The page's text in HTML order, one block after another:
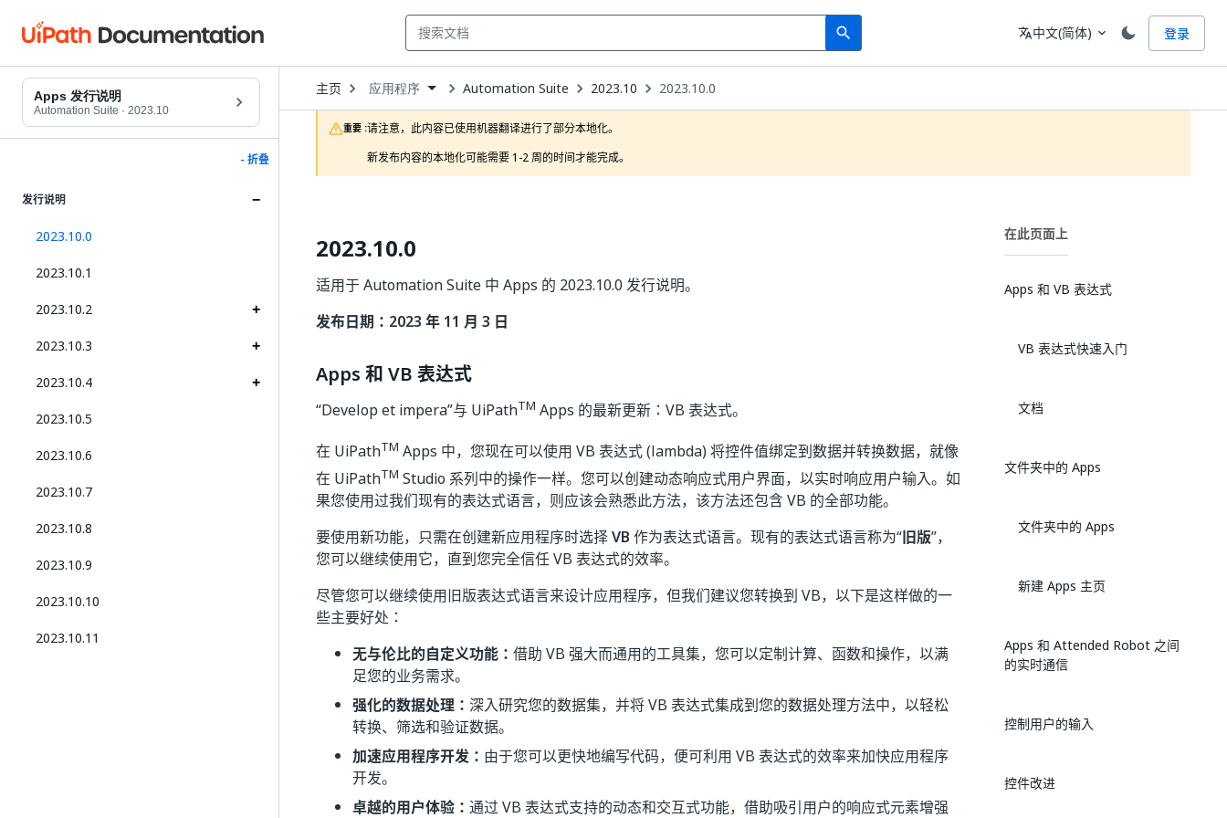
search
Search 语言
translate中文(简体) expand_more 登录
Apps 发行说明
Automation Suite · 2023.10
- 折叠
发行说明
2023.10.0
2023.10.1
2023.10.2
2023.10.3
2023.10.4
2023.10.5
2023.10.6
2023.10.7
2023.10.8
2023.10.9
2023.10.10
2023.10.11
主页 Open
Dropdown
to
choose
product
应用程序 Automation Suite 2023.10 2023.10.0
重要 :请注意，此内容已使用机器翻译进行了部分本地化。
新发布内容的本地化可能需要 1-2 周的时间才能完成。
2023.10.0
适用于 Automation Suite 中 Apps 的 2023.10.0 发行说明。
发布日期：2023 年 11 月 3 日
Apps 和 VB 表达式
“Develop et impera”与 UiPathTM Apps 的最新更新：VB 表达式。
在 UiPathTM Apps 中，您现在可以使用 VB 表达式 (lambda) 将控件值绑定到数据并转换数据，就像
在 UiPathTM Studio 系列中的操作一样。您可以创建动态响应式用户界面，以实时响应用户输入。如
果您使用过我们现有的表达式语言，则应该会熟悉此方法，该方法还包含 VB 的全部功能。
要使用新功能，只需在创建新应用程序时选择VB 作为表达式语言。现有的表达式语言称为“旧版”，
您可以继续使用它，直到您完全信任 VB 表达式的效率。
尽管您可以继续使用旧版表达式语言来设计应用程序，但我们建议您转换到 VB，以下是这样做的一
些主要好处：
无与伦比的自定义功能： 借助 VB 强大而通用的工具集，您可以定制计算、函数和操作，以满
足您的业务需求。
强化的数据处理： 深入研究您的数据集，并将 VB 表达式集成到您的数据处理方法中，以轻松
转换、筛选和验证数据。
加速应用程序开发： 由于您可以更快地编写代码，便可利用 VB 表达式的效率来加快应用程序
开发。
卓越的用户体验： 通过 VB 表达式支持的动态和交互式功能，借助吸引用户的响应式元素增强
在此页面上
Apps 和 VB 表达式
VB 表达式快速入门
文档
文件夹中的 Apps
文件夹中的 Apps
新建 Apps 主页
Apps 和 Attended Robot 之间
的实时通信
控制用户的输入
控件改进